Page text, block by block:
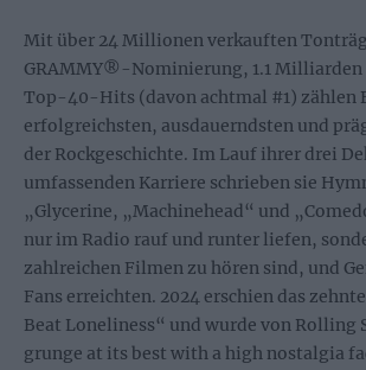
Mit über 24 Millionen verkauften
GRAMMY®-Nominierung, 1.1 Milliarden
Top-40-Hits (davon achtmal #1) zählen
erfolgreichsten, ausdauerndsten und
der Rockgeschichte. Im Lauf ihrer drei
umfassenden Karriere schrieben sie
„Glycerine, „Machinehead“ und
nur im Radio rauf und runter liefen,
zahlreichen Filmen zu hören sind, und
Fans erreichten. 2024 erschien das
Beat Loneliness“ und wurde von Rolling
grunge at its best with a high nostalgia